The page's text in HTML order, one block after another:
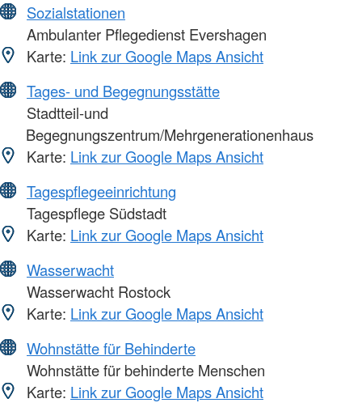
Sozialstationen
Ambulanter Pflegedienst Evershagen
Karte: Link zur Google Maps Ansicht
Tages- und Begegnungsstätte
Stadtteil-und
Begegnungszentrum/Mehrgenerationenhaus
Karte: Link zur Google Maps Ansicht
Tagespflegeeinrichtung
Tagespflege Südstadt
Karte: Link zur Google Maps Ansicht
Wasserwacht
Wasserwacht Rostock
Karte: Link zur Google Maps Ansicht
Wohnstätte für Behinderte
Wohnstätte für behinderte Menschen
Karte: Link zur Google Maps Ansicht